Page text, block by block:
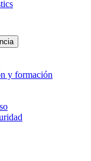
y formación